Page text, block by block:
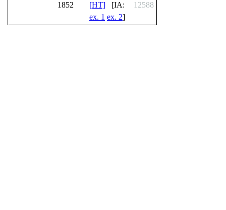
1852
[HT] [IA:
ex. 1 ex. 2]
12588